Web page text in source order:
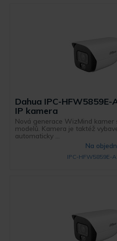
Dahua IPC-HFW5859E-
IP kamera
Nová generace WizMind kamer
modelů. Kamera je taktéž
automaticky ...
Na
IPC-HFW5859E-